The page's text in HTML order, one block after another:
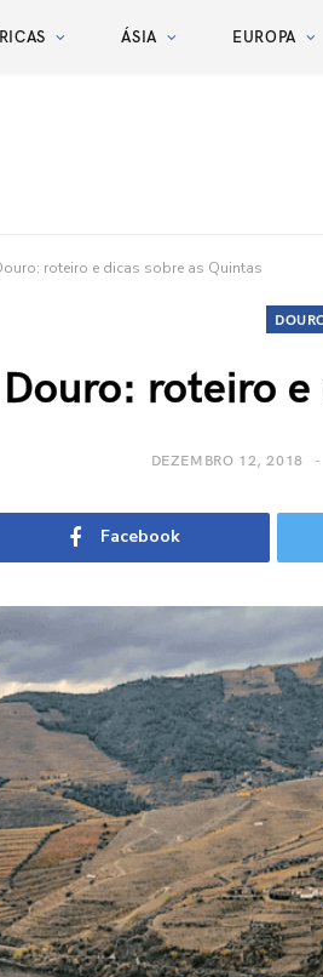
ÁSIA EUROPA
roteiro e dicas sobre as Quintas
roteiro
DEZEMBRO 12, 2018
Facebook